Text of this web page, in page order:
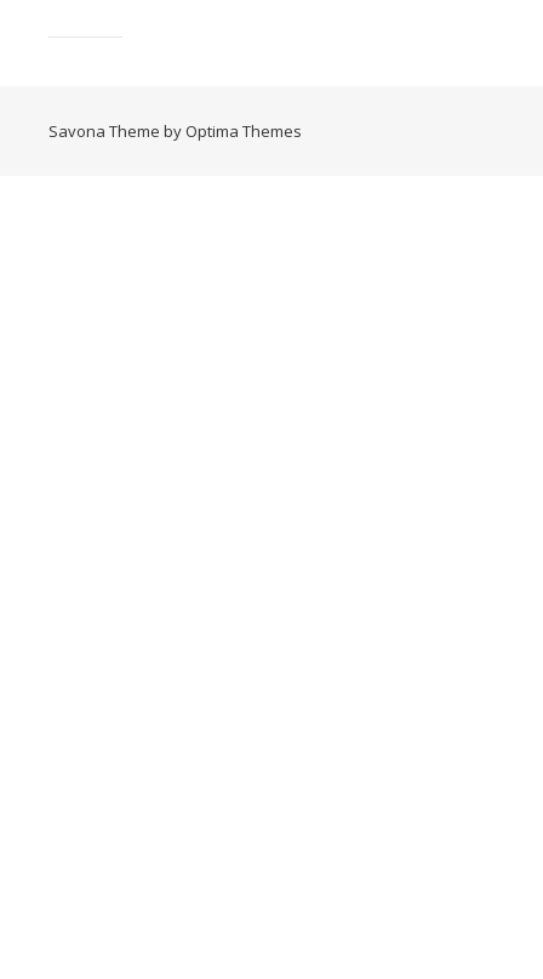
Savona Theme by Optima Themes